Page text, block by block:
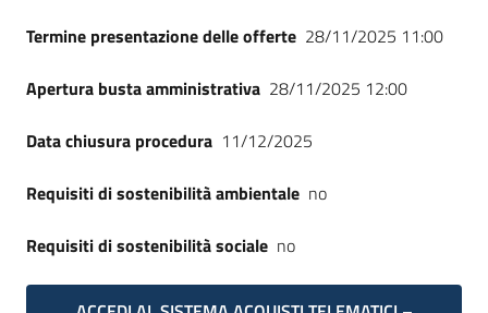
Termine presentazione delle offerte 28/11/2025 11:00
Apertura busta amministrativa 28/11/2025 12:00
Data chiusura procedura 11/12/2025
Requisiti di sostenibilità ambientale no
Requisiti di sostenibilità sociale no